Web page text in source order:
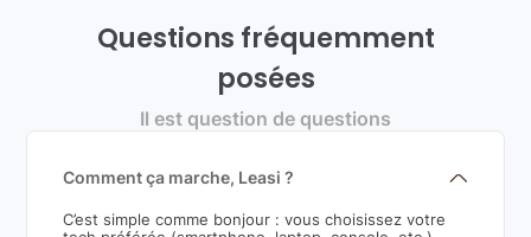
Questions fréquemment
posées
Il est question de questions
Comment ça marche, Leasi ?
C’est simple comme bonjour : vous choisissez votre